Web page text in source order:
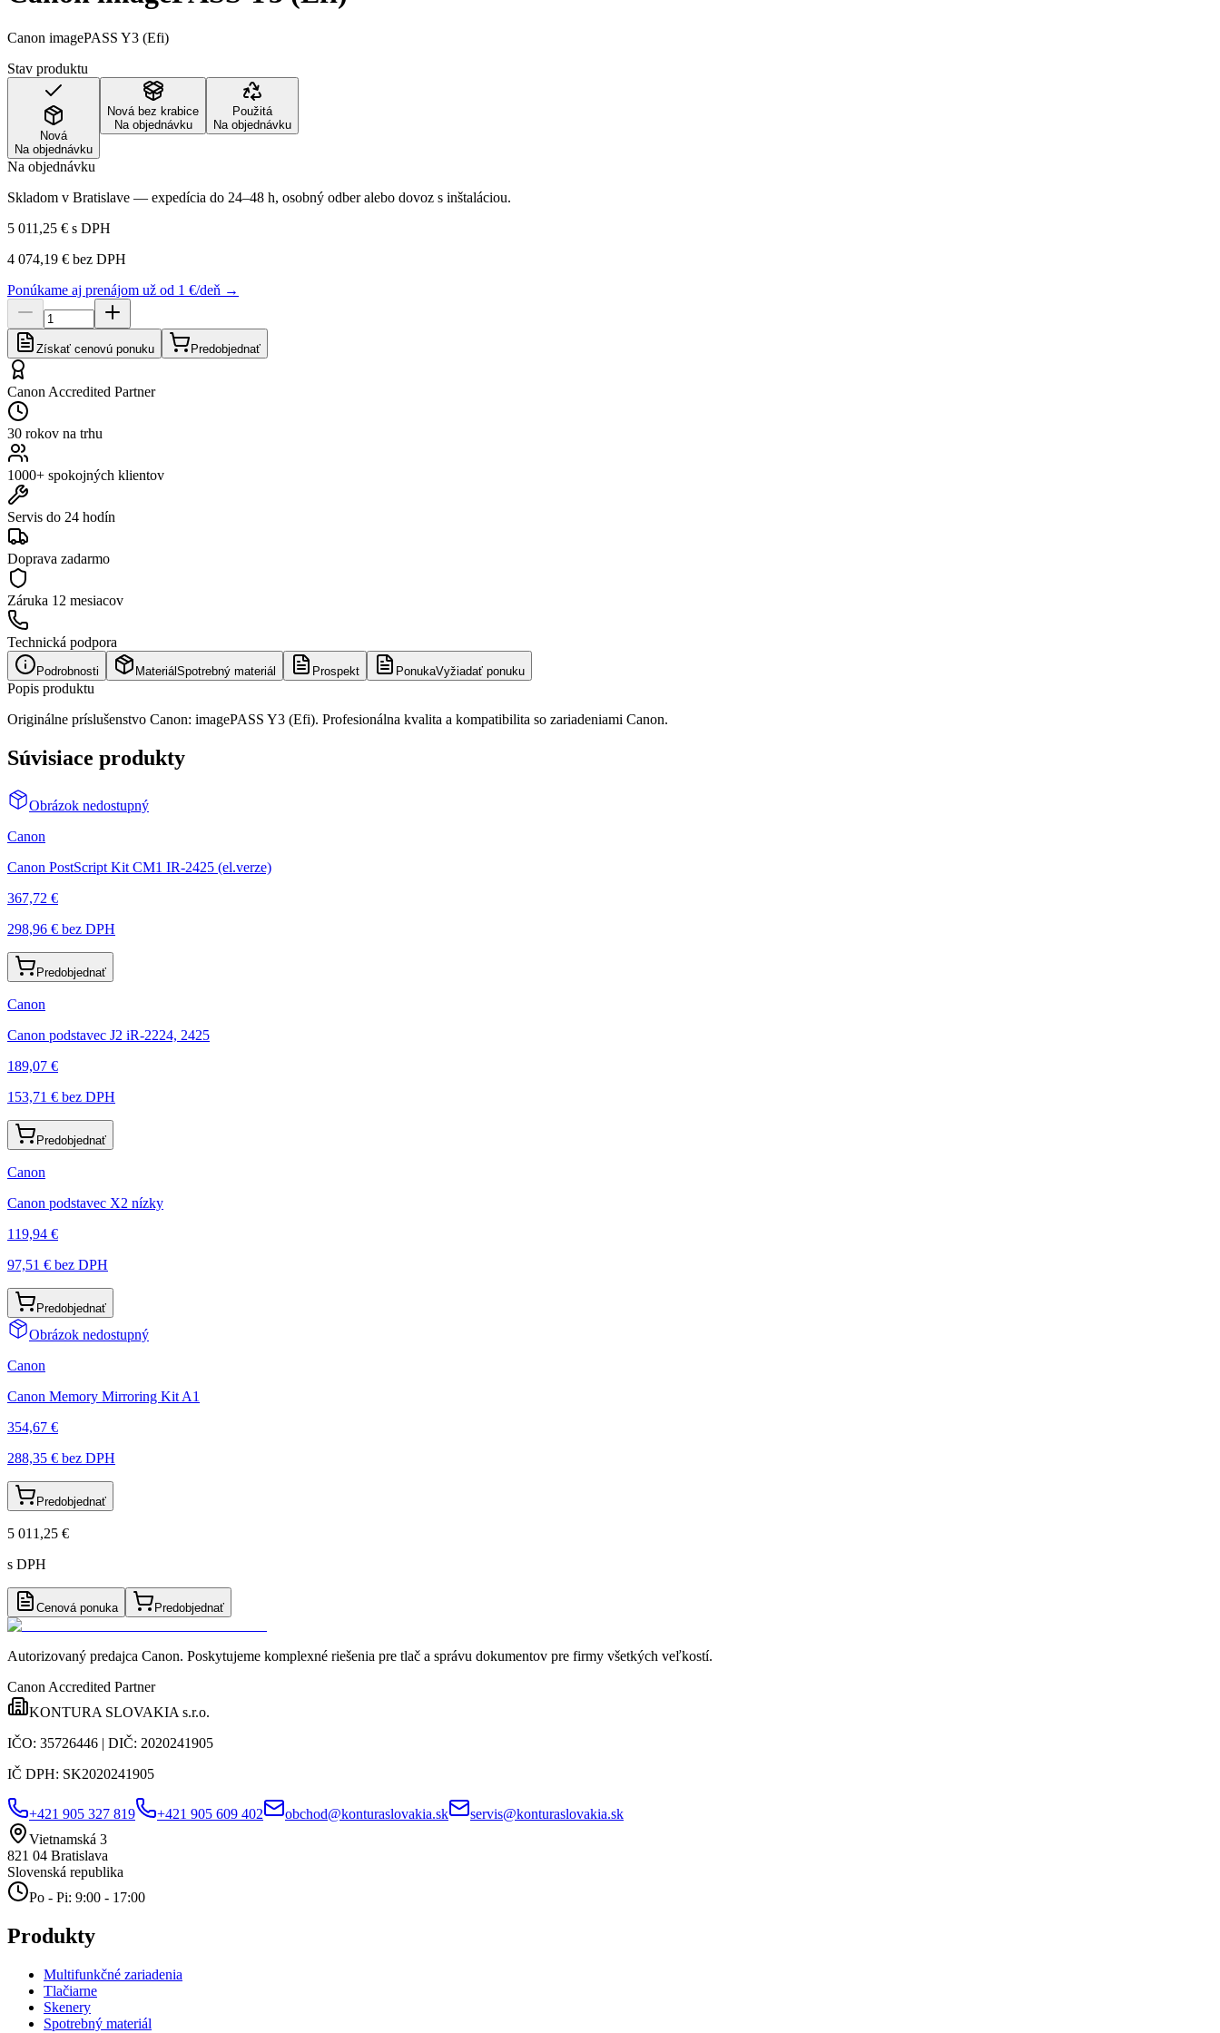
Canon imagePASS Y3 (Efi)
Stav produktu
Nová
Na objednávku
Nová bez krabice
Na objednávku
Použitá
Na objednávku
Na objednávku
Skladom v Bratislave — expedícia do 24–48 h, osobný odber alebo dovoz s inštaláciou.
5 011,25 € s DPH
4 074,19 € bez DPH
Ponúkame aj prenájom už od 1 €/deň →
Získať cenovú ponuku Predobjednať
Canon Accredited Partner
30 rokov na trhu
1000+ spokojných klientov
Servis do 24 hodín
Doprava zadarmo
Záruka 12 mesiacov
Technická podpora
Podrobnosti Materiál Spotrebný materiál Prospekt PonukaVyžiadať ponuku
Popis produktu
Originálne príslušenstvo Canon: imagePASS Y3 (Efi). Profesionálna kvalita a kompatibilita so zariadeniami Canon.
Súvisiace produkty
Obrázok nedostupný
Canon
Canon PostScript Kit CM1 IR-2425 (el.verze)
367,72 €
298,96 € bez DPH
Predobjednať
Canon
Canon podstavec J2 iR-2224, 2425
189,07 €
153,71 € bez DPH
Predobjednať
Canon
Canon podstavec X2 nízky
119,94 €
97,51 € bez DPH
Predobjednať
Obrázok nedostupný
Canon
Canon Memory Mirroring Kit A1
354,67 €
288,35 € bez DPH
Predobjednať
5 011,25 €
s DPH
Cenová ponuka Predobjednať
Autorizovaný predajca Canon. Poskytujeme komplexné riešenia pre tlač a správu dokumentov pre firmy všetkých veľkostí.
Canon Accredited Partner
KONTURA SLOVAKIA s.r.o.
IČO: 35726446 | DIČ: 2020241905
IČ DPH: SK2020241905
+421 905 327 819 +421 905 609 402 obchod@konturaslovakia.sk
servis@konturaslovakia.sk
Vietnamská 3
821 04 Bratislava
Slovenská republika
Po - Pi: 9:00 - 17:00
Produkty
Multifunkčné zariadenia
Tlačiarne
Skenery
Spotrebný materiál